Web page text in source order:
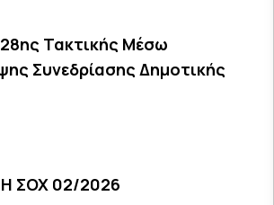
Τακτικής Μέσω
Συνεδρίασης Δημοτικής
ΣΟΧ 02/2026